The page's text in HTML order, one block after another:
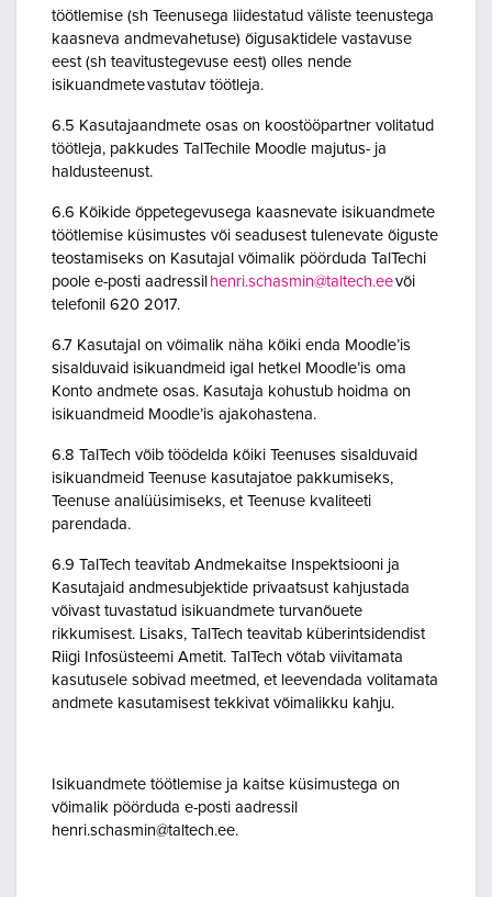
töötlemise (sh Teenusega liidestatud väliste teenustega
kaasneva andmevahetuse) õigusaktidele vastavuse
eest (sh teavitustegevuse eest) olles nende
isikuandmete vastutav töötleja.
6.5 Kasutajaandmete osas on koostööpartner volitatud
töötleja, pakkudes TalTechile Moodle majutus- ja
haldusteenust.
6.6 Kõikide õppetegevusega kaasnevate isikuandmete
töötlemise küsimustes või seadusest tulenevate õiguste
teostamiseks on Kasutajal võimalik pöörduda TalTechi
poole e-posti aadressil henri.schasmin@taltech.eevõi
telefonil 620 2017.
6.7 Kasutajal on võimalik näha kõiki enda Moodle’is
sisalduvaid isikuandmeid igal hetkel Moodle’is oma
Konto andmete osas. Kasutaja kohustub hoidma on
isikuandmeid Moodle’is ajakohastena.
6.8 TalTech võib töödelda kõiki Teenuses sisalduvaid
isikuandmeid Teenuse kasutajatoe pakkumiseks,
Teenuse analüüsimiseks, et Teenuse kvaliteeti
parendada.
6.9 TalTech teavitab Andmekaitse Inspektsiooni ja
Kasutajaid andmesubjektide privaatsust kahjustada
võivast tuvastatud isikuandmete turvanõuete
rikkumisest. Lisaks, TalTech teavitab küberintsidendist
Riigi Infosüsteemi Ametit. TalTech võtab viivitamata
kasutusele sobivad meetmed, et leevendada volitamata
andmete kasutamisest tekkivat võimalikku kahju.
Isikuandmete töötlemise ja kaitse küsimustega on
võimalik pöörduda e-posti aadressil
henri.schasmin@taltech.ee.